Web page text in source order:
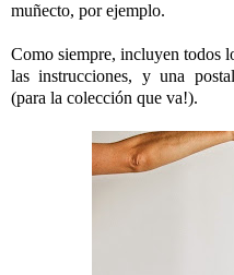
muñecto, por ejemplo.
Como siempre, incluyen todos
las instrucciones, y una
(para la colección que va!).